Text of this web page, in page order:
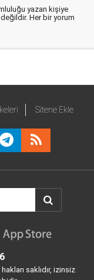
yazan kişiye
Her bir yorum
Sitene Ekle
saklıdır, izinsiz